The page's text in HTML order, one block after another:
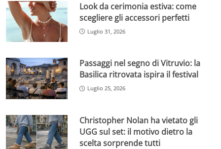
Look da cerimonia estiva: come
scegliere gli accessori perfetti
Luglio 31, 2026
Passaggi nel segno di Vitruvio: la
Basilica ritrovata ispira il festival
Luglio 25, 2026
Christopher Nolan ha vietato gli
UGG sul set: il motivo dietro la
scelta sorprende tutti